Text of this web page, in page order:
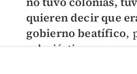
quieren decir que
gobierno beatífico,
eclesiásticos que